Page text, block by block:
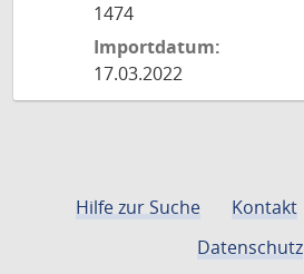
1474
Importdatum:
17.03.2022
Hilfe zur Suche Kontakt
Datenschutz